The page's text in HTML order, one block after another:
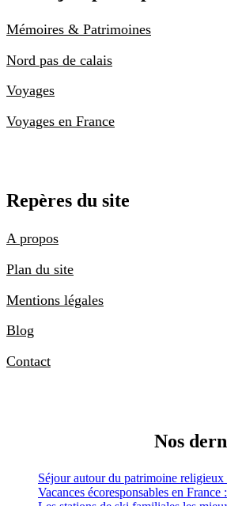
Mémoires & Patrimoines
Nord pas de calais
Voyages
Voyages en France
Repères du site
A propos
Plan du site
Mentions légales
Blog
Contact
Nos
Séjour autour du patrimoine religieux
Vacances écoresponsables en France